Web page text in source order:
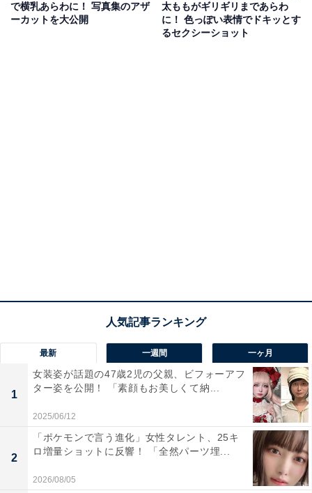
で横乳あらわに！ 写真集のアザ
ーカットを大公開
太ももがギリギリまであらわ
に！ 色っぽい表情でドキッとす
るセクシーショット
最新 一週間 一ヶ月
1
女装姿が話題の47歳2児の父親、ビフォーアフ
ター姿を公開！ 「素顔もお美しくて納...
2025/06/12
2
「ポケモンで言う進化」女性タレント、25キ
ロ増量ショットに反響！ 「全然パーツ埋...
2026/08/05